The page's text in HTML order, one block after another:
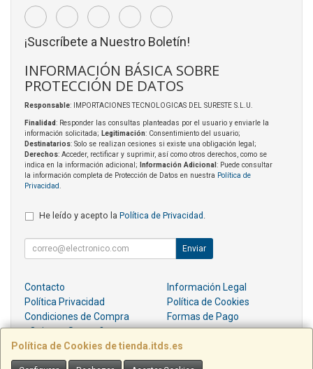
Política de Cookies de tienda.itds.es
¡Suscríbete a Nuestro Boletín!
INFORMACIÓN BÁSICA SOBRE
PROTECCIÓN DE DATOS
Responsable: IMPORTACIONES TECNOLOGICAS DEL SURESTE S.L.U.
Finalidad: Responder las consultas planteadas por el usuario y enviarle la
información solicitada; Legitimación: Consentimiento del usuario;
Destinatarios: Solo se realizan cesiones si existe una obligación legal;
Derechos: Acceder, rectificar y suprimir, así como otros derechos, como se
indica en la información adicional;
Información Adicional : Puede consultar
la información completa de Protección de Datos en nuestra Política de
Privacidad
He leído y acepto la Política de Privacidad
Enviar
Contacto
Información Legal
Política Privacidad
Política de Cookies
Condiciones de Compra
Formas de Pago
¿Quienes Somos?
Contacto